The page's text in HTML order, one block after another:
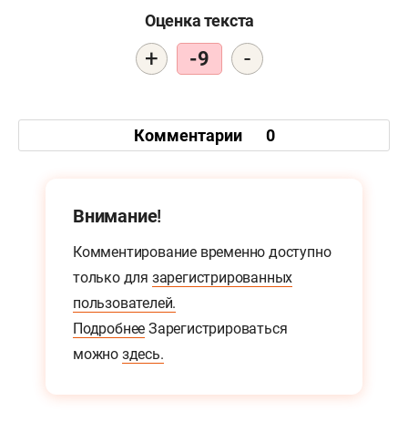
Оценка текста
+ -9 -
Комментарии 0
Внимание!
Комментирование временно доступно
только для зарегистрированных
пользователей.
Подробнее Зарегистрироваться
можно здесь.